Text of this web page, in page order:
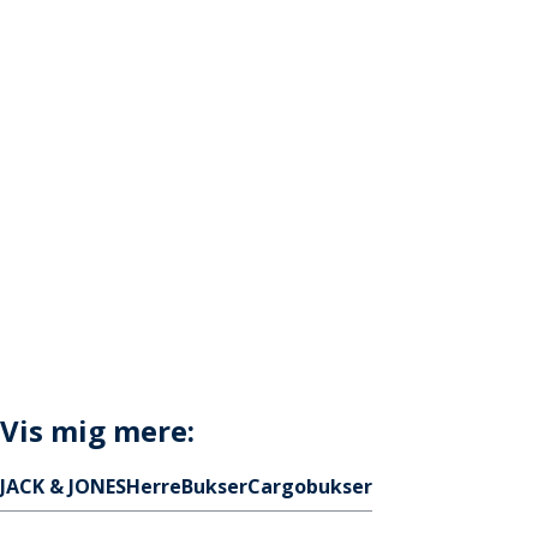
Vis mig mere:
JACK & JONESHerreBukserCargobukser